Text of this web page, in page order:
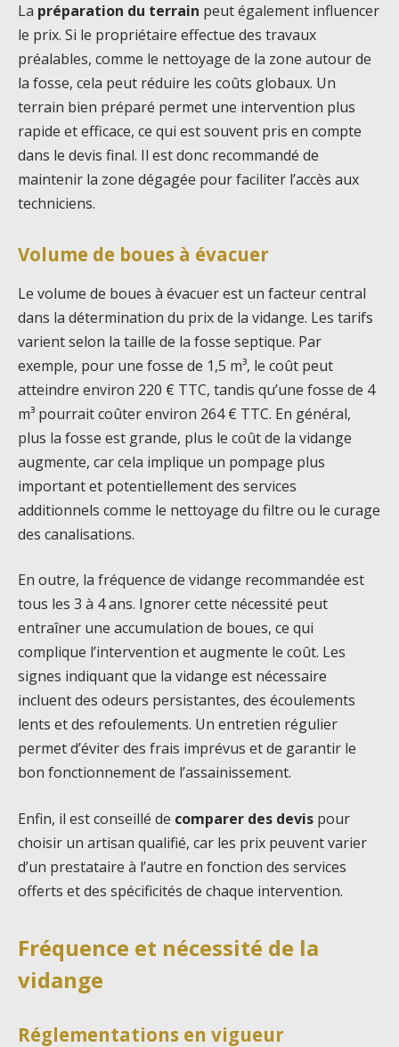
La préparation du terrain peut également influencer
le prix. Si le propriétaire effectue des travaux
préalables, comme le nettoyage de la zone autour de
la fosse, cela peut réduire les coûts globaux. Un
terrain bien préparé permet une intervention plus
rapide et efficace, ce qui est souvent pris en compte
dans le devis final. Il est donc recommandé de
maintenir la zone dégagée pour faciliter l’accès aux
techniciens.
Volume de boues à évacuer
Le volume de boues à évacuer est un facteur central
dans la détermination du prix de la vidange. Les tarifs
varient selon la taille de la fosse septique. Par
exemple, pour une fosse de 1,5 m³, le coût peut
atteindre environ 220 € TTC, tandis qu’une fosse de 4
m³ pourrait coûter environ 264 € TTC. En général,
plus la fosse est grande, plus le coût de la vidange
augmente, car cela implique un pompage plus
important et potentiellement des services
additionnels comme le nettoyage du filtre ou le curage
des canalisations.
En outre, la fréquence de vidange recommandée est
tous les 3 à 4 ans. Ignorer cette nécessité peut
entraîner une accumulation de boues, ce qui
complique l’intervention et augmente le coût. Les
signes indiquant que la vidange est nécessaire
incluent des odeurs persistantes, des écoulements
lents et des refoulements. Un entretien régulier
permet d’éviter des frais imprévus et de garantir le
bon fonctionnement de l’assainissement.
Enfin, il est conseillé de comparer des devis pour
choisir un artisan qualifié, car les prix peuvent varier
d’un prestataire à l’autre en fonction des services
offerts et des spécificités de chaque intervention.
Fréquence et nécessité de la
vidange
Réglementations en vigueur